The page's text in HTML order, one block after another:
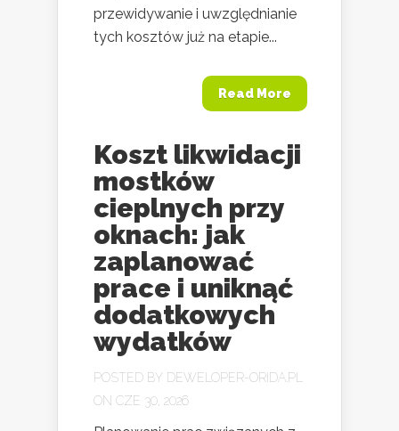
przewidywanie i uwzględnianie
tych kosztów już na etapie...
Read More
Koszt likwidacji
mostków
cieplnych przy
oknach: jak
zaplanować
prace i uniknąć
dodatkowych
wydatków
POSTED BY DEWELOPER-ORIDA.PL
ON CZE 30, 2026